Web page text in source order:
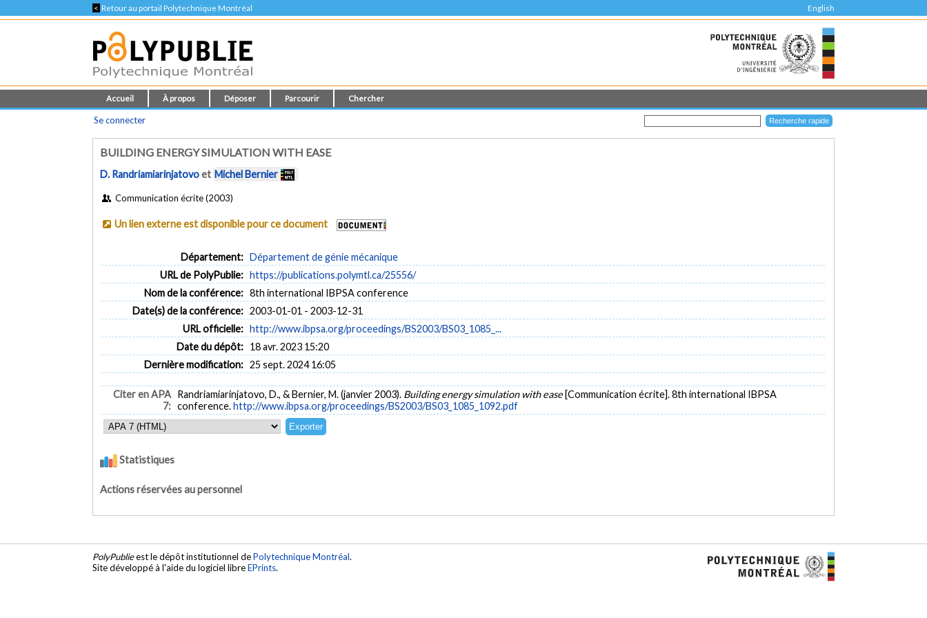
< Retour au portail Polytechnique Montréal English
Accueil À propos Déposer Parcourir Chercher
Se connecter
BUILDING ENERGY SIMULATION WITH EASE
D. Randriamiarinjatovoet Michel Bernier
Communication écrite (2003)
Un lien externe est disponible pour ce document
Département: Département de génie mécanique
URL de PolyPublie: https://publications.polymtl.ca/25556/
Nom de la conférence: 8th international IBPSA conference
Date(s) de la conférence: 2003-01-01 - 2003-12-31
URL officielle: http://www.ibpsa.org/proceedings/BS2003/BS03_1085_...
Date du dépôt: 18 avr. 2023 15:20
Dernière modification: 25 sept. 2024 16:05
Citer en APA
7:
Randriamiarinjatovo, D., & Bernier, M. (janvier 2003). Building energy simulation with ease [Communication écrite]. 8th international IBPSA
conference.http://www.ibpsa.org/proceedings/BS2003/BS03_1085_1092.pdf
Statistiques
Actions réservées au personnel
PolyPublieest le dépôt institutionnel dePolytechnique Montréal.
Site développé à l'aide du logiciel libreEPrints.